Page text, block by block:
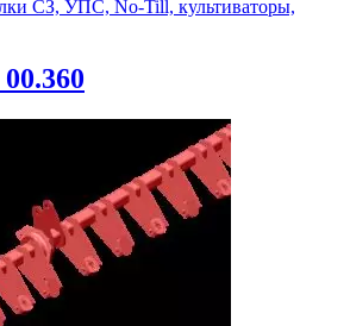
СЗ, УПС, No-Till, культиваторы,